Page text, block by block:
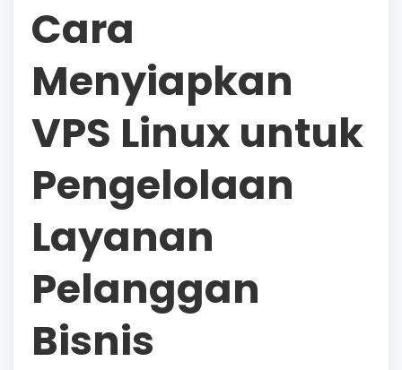
Cara
Menyiapkan
VPS Linux untuk
Pengelolaan
Layanan
Pelanggan
Bisnis